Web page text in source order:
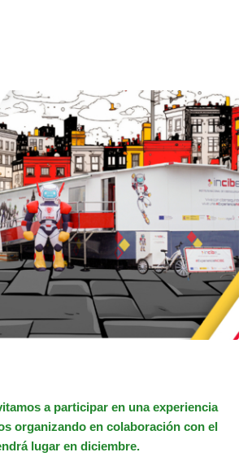
a participar en una experiencia
organizando en colaboración con el
lugar en diciembre.